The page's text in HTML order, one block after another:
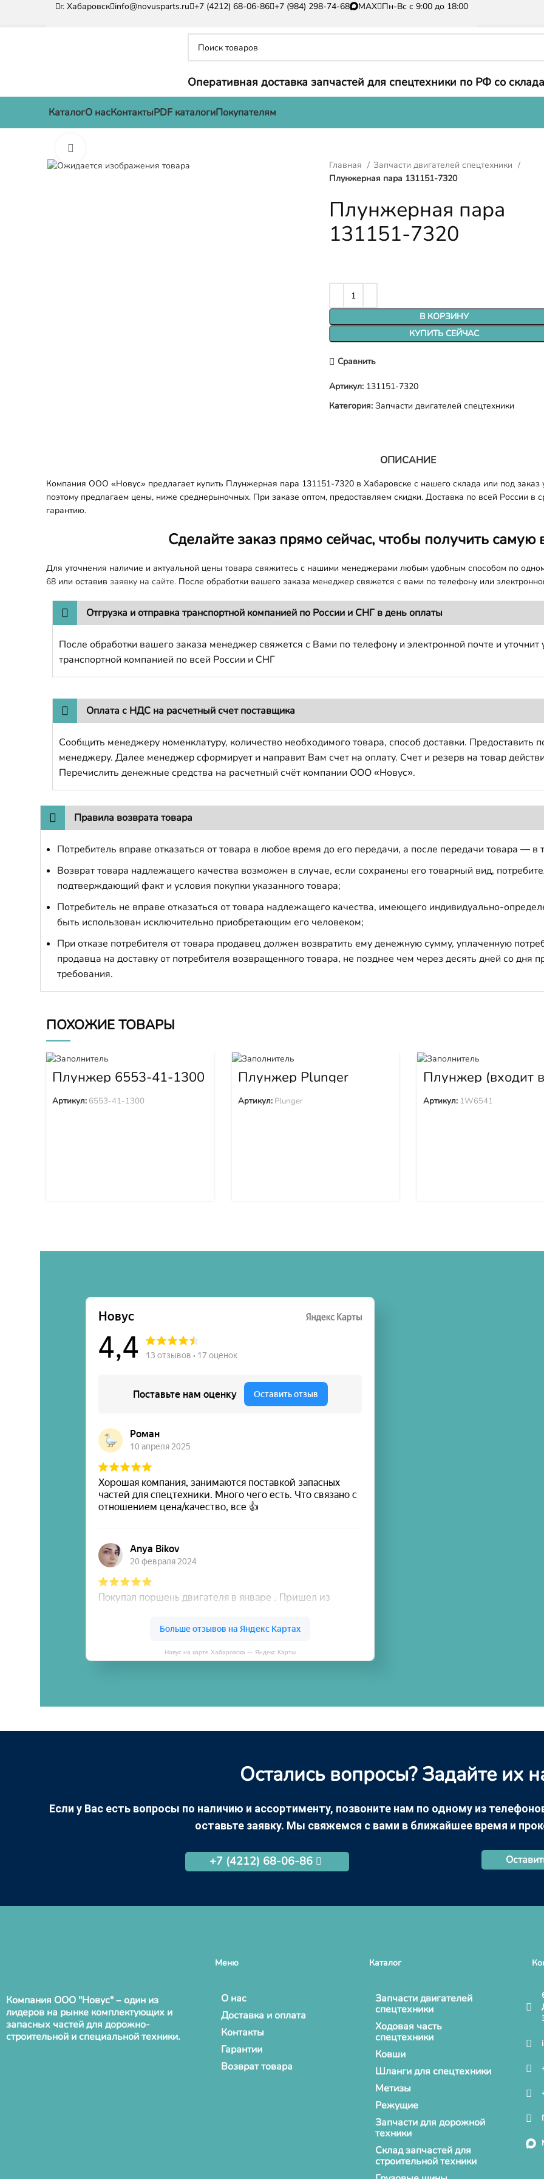
г. Хабаровск info@novusparts.ru +7 (4212) 68-06-86 +7 (984) 298-74-68 MAX Пн-Вс с 9:00 до 18:00
Оперативная доставка запчастей для спецтехники по РФ со
КаталогО насКонтактыPDF каталогиПокупателям
Главная
Запчасти двигателей спецтехники
Плунжерная пара 131151-7320
Плунжерная пара
131151-7320
В КОРЗИНУ
КУПИТЬ СЕЙЧАС
Сравнить
Артикул: 131151-7320
Категория: Запчасти двигателей спецтехники
ОПИСАНИЕ
Компания ООО «Новус» предлагает купить Плунжерная пара 131151-7320 в Хабаровске с нашего склада или под
поэтому предлагаем цены, ниже среднерыночных. При заказе оптом, предоставляем скидки. Доставка по всей России в
гарантию.
Сделайте заказ прямо сейчас, чтобы получить
Для уточнения наличие и актуальной цены товара свяжитесь с нашими менеджерами любым удобным способом по
68 или оставив заявку на сайте. После обработки вашего заказа менеджер свяжется с вами по телефону или
Отгрузка и отправка транспортной компанией по России и СНГ в день оплаты
После обработки вашего заказа менеджер свяжется с Вами по телефону и электронной почте и
транспортной компанией по всей России и СНГ
Оплата с НДС на расчетный счет поставщика
Сообщить менеджеру номенклатуру, количество необходимого товара, способ доставки.
менеджеру. Далее менеджер сформирует и направит Вам счет на оплату. Счет и резерв на товар
Перечислить денежные средства на расчетный счёт компании ООО «Новус».
Правила возврата товара
Потребитель вправе отказаться от товара в любое время до его передачи, а после передачи товара — в
Возврат товара надлежащего качества возможен в случае, если сохранены его товарный вид,
подтверждающий факт и условия покупки указанного товара;
Потребитель не вправе отказаться от товара надлежащего качества, имеющего индивидуально-
быть использован исключительно приобретающим его человеком;
При отказе потребителя от товара продавец должен возвратить ему денежную сумму, уплаченную
продавца на доставку от потребителя возвращенного товара, не позднее чем через десять дней со дня
требования.
ПОХОЖИЕ ТОВАРЫ
Плунжер 6553-41-1300
Артикул: 6553-41-1300
Плунжер Plunger
Артикул: Plunger
Плунжер (входит в
1W6539) 1W6541
Артикул: 1W6541
Новус на карте Хабаровска — Яндекс Карты
Остались вопросы? Задайте их
Если у Вас есть вопросы по наличию и ассортименту, позвоните нам по одному из
оставьте заявку. Мы свяжемся с вами в ближайшее время и
+7 (4212) 68-06-86
Компания ООО "Новус" – один из
лидеров на рынке комплектующих и
запасных частей для дорожно-
строительной и специальной техники.
Меню
О нас
Доставка и оплата
Контакты
Гарантии
Возврат товара
Каталог
Запчасти двигателей
спецтехники
Ходовая часть
спецтехники
Ковши
Шланги для спецтехники
Метизы
Режущие
Запчасти для дорожной
техники
Склад запчастей для
строительной техники